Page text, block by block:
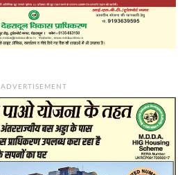
ADVERTISEMENT